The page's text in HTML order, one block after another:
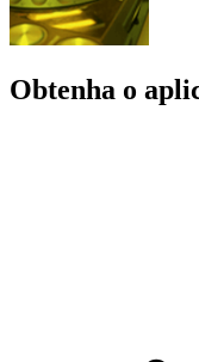
Obtenha o